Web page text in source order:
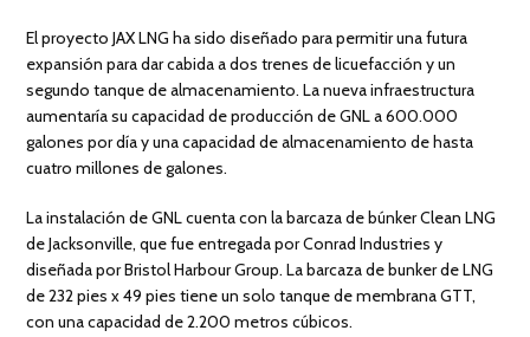
El proyecto JAX LNG ha sido diseñado para permitir una futura
expansión para dar cabida a dos trenes de licuefacción y un
segundo tanque de almacenamiento. La nueva infraestructura
aumentaría su capacidad de producción de GNL a 600.000
galones por día y una capacidad de almacenamiento de hasta
cuatro millones de galones.
La instalación de GNL cuenta con la barcaza de búnker Clean LNG
de Jacksonville, que fue entregada por Conrad Industries y
diseñada por Bristol Harbour Group. La barcaza de bunker de LNG
de 232 pies x 49 pies tiene un solo tanque de membrana GTT,
con una capacidad de 2.200 metros cúbicos.